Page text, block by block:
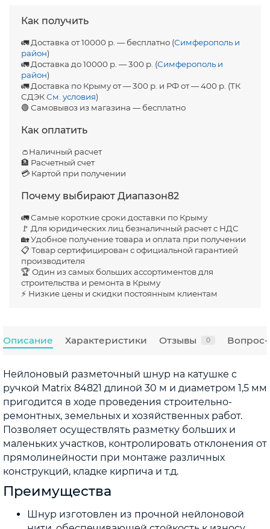
Как получить
🚛 Доставка от 10000 р. — бесплатно (Симферополь и
район)
🚛 Доставка до 10000 р. — 300 р. (Симферополь и
район)
🚛 Доставка по Крыму от — 300 р. и РФ от — 400 р. (ТК
СДЭКСм. условия)
🟢 Самовывоз из магазина — бесплатно
Как оплатить
👛Наличный расчет
🏦 Расчетный счет
💳 Картой при получении
Почему выбирают Диапазон82
🚛 Самые короткие сроки доставки по Крыму
🚩 Для юридических лиц безналичный расчет с НДС
🏡 Удобное получение товара и оплата при получении
📋 Товар сертифицирован с официальной гарантией
производителя
🏆 Один из самых больших ассортиментов для
строительства и ремонта в Крыму
⚡ Низкие цены и скидки постоянным клиентам
Описание Характеристики Отзывы 0 Вопрос-
Нейлоновый разметочный шнур на катушке с
ручкой Matrix 84821 длиной 30 м и диаметром 1,5 мм
пригодится в ходе проведения строительно-
ремонтных, земельных и хозяйственных работ.
Позволяет осуществлять разметку больших и
маленьких участков, контролировать отклонения от
прямолинейности при монтаже различных
конструкций, кладке кирпича и т.д.
Преимущества
Шнур изготовлен из прочной нейлоновой